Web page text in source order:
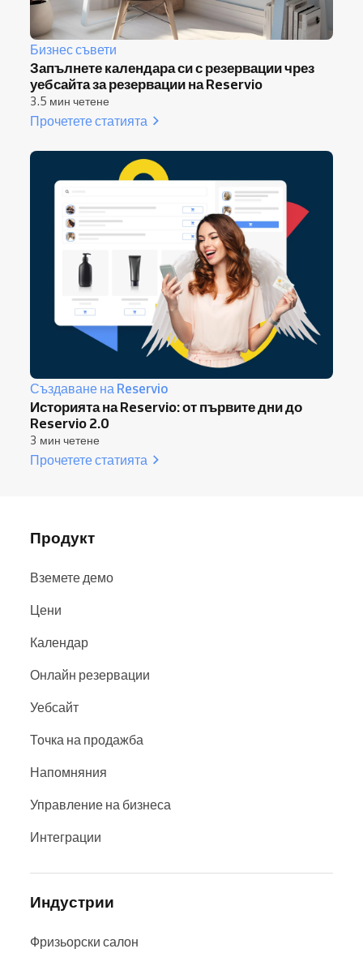
Бизнес съвети
Запълнете календара си с резервации чрез
уебсайта за резервации на Reservio
3.5 мин четене
Прочетете статията
Създаване на Reservio
Историята на Reservio: от първите дни до
Reservio 2.0
3 мин четене
Прочетете статията
Продукт
Вземете демо
Цени
Календар
Онлайн резервации
Уебсайт
Точка на продажба
Напомняния
Управление на бизнеса
Интеграции
Индустрии
Фризьорски салон